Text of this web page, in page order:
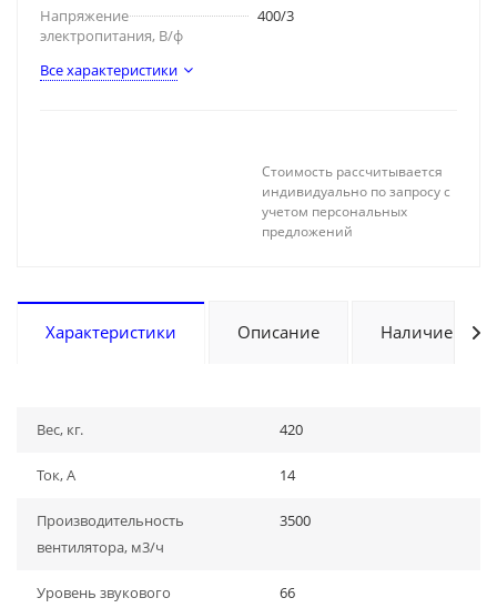
Напряжение
электропитания, В/ф
400/3
Все характеристики
Стоимость рассчитывается
индивидуально по запросу с
учетом персональных
предложений
Характеристики Описание Наличие
Вес, кг. 420
Ток, А 14
Производительность
вентилятора, м3/ч
3500
Уровень звукового
66